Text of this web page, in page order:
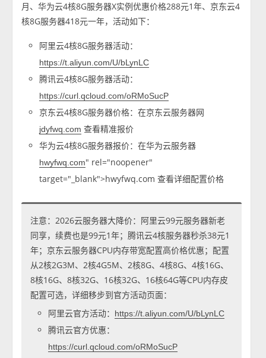
月、华为云4核8G服务器X实例优惠价格288元1年、京东云4
核8G服务器418元一年，活动如下：
阿里云4核8G服务器活动：
https://t.aliyun.com/U/bLynLC
腾讯云4核8G服务器活动：
https://curl.qcloud.com/oRMoSucP
京东云4核8G服务器价格：在京东云服务器网
jdyfwq.com 查看精准报价
华为云4核8G服务器报价：在华为云服务器
hwyfwq.com" rel="noopener"
target="_blank">hwyfwq.com 查看详细配置价格
注意：2026云服务器大降价：阿里云99元服务器新老
同享，续费也是99元1年；腾讯云4核服务器秒杀38元1
年；京东云服务器CPU内存带宽配置高价格优惠；配置
从2核2G3M、2核4G5M、2核8G、4核8G、4核16G、
8核16G、8核32G、16核32G、16核64G等CPU内存皮
配置可选，详细移步到官方活动页面：
阿里云官方活动：
https://t.aliyun.com/U/bLynLC
腾讯云官方优惠：
https://curl.qcloud.com/oRMoSucP